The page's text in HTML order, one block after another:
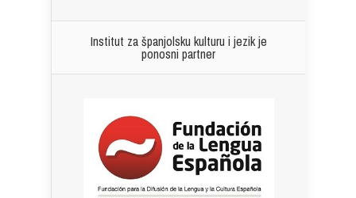
Institut za španjolsku kulturu i jezik je
ponosni partner